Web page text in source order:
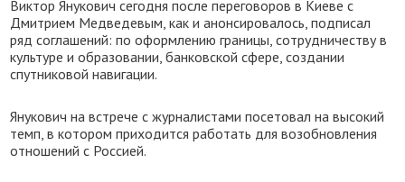
Виктор Янукович сегодня после переговоров в Киеве с
Дмитрием Медведевым, как и анонсировалось, подписал
ряд соглашений: по оформлению границы, сотрудничеству в
культуре и образовании, банковской сфере, создании
спутниковой навигации.
Янукович на встрече с журналистами посетовал на высокий
темп, в котором приходится работать для возобновления
отношений с Россией.